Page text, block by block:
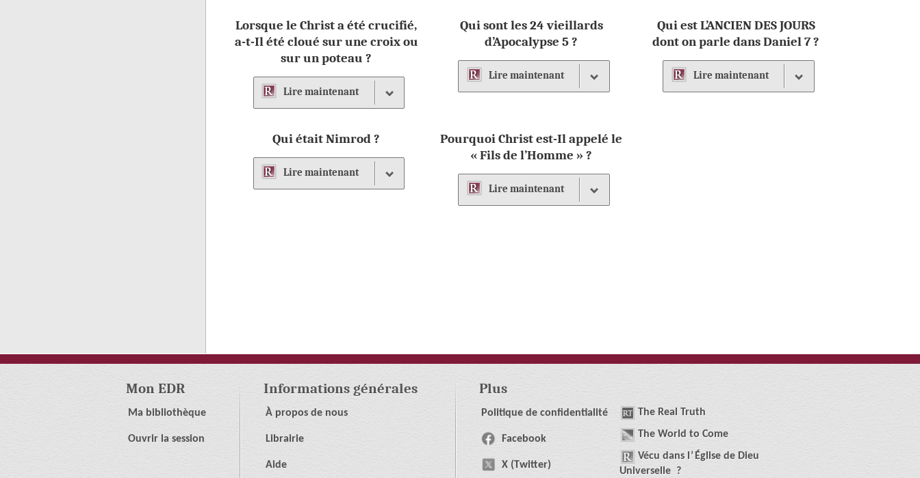
Lorsque le Christ a été crucifié,
a-t-Il été cloué sur une croix ou
sur un poteau ?
Liremaintenant
Qui sont les 24 vieillards
d’Apocalypse 5 ?
Lire maintenant
Qui est L’ANCIEN DES JOURS
dont on parle dans Daniel 7 ?
Lire maintenant
Qui était Nimrod ?
Liremaintenant
Pourquoi Christ est-Il appelé le
« Fils de l’Homme » ?
Lire maintenant
Mon EDR
Ma bibliothèque
Ouvrir la session
Informations générales
À propos de nous
Librairie
Aide
Plus
Politique de confidentialité
Facebook
X (Twitter)
The Real Truth
The World to Come
Vécu dans
’ Église de Dieu
Universelle ?